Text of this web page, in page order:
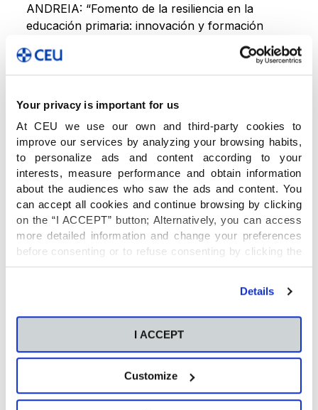
Your privacy is important for us
At CEU we use our own and third-party cookies to
improve our services by analyzing your browsing habits,
to personalize ads and content according to your
interests, measure performance and obtain information
about the audiences who saw the ads and content. You
can accept all cookies and continue browsing by clicking
on the “I ACCEPT” button; Alternatively, you can access
more detailed information and change your preferences
before consenting or to refuse consenting by clicking the
"Personalize" button. For more information you can visit
Details
I ACCEPT
Customize
ANDREIA: “Fomento de la resiliencia en la
educación primaria: innovación y formación
continua del profesorado”, analiza en Crónica
Global las posibles causas y las potenciales
medidas para hacer frente a un reto educativo
lectora.
Comprensión lectora
De acuerdo con diversos expertos, uno de los
posibles motivos podría ser unuso abusivo de
pantallasy tecnologías en el aula. En este
sentido, Barbero cree que la tecnología es
herramientas para entender el mundo. “Somos
comunicación quedará coartada, seremos
excluidos”, expresa.